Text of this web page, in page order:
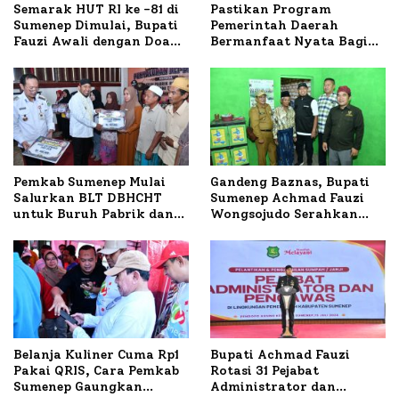
Semarak HUT RI ke -81 di
Sumenep Dimulai, Bupati
Fauzi Awali dengan Doa
Terbakar
Pastikan Program
Pemerintah Daerah
Bermanfaat Nyata Bagi
Sumenep Tinjau Langsung
Budidaya Lele dan Ayam
Petelur di Desa Bataal
Timur
Pemkab Sumenep Mulai
Salurkan BLT DBHCHT
untuk Buruh Pabrik dan
Gandeng Baznas, Bupati
Sumenep Achmad Fauzi
Wongsojudo Serahkan
Dua Kecamatan
Belanja Kuliner Cuma Rp1
Pakai QRIS, Cara Pemkab
Sumenep Gaungkan
Bupati Achmad Fauzi
Rotasi 31 Pejabat
Administrator dan